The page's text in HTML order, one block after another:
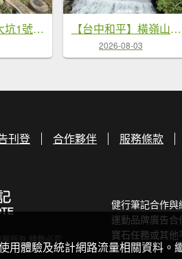
【台中北屯】大坑1號步道 【台中和平】橫嶺山自然步道_木馬古道
2026-08-03
刊登 合作夥伴 服務條款
所有 轉載必究
健行筆記合作與
運動品牌廣告合
寶石任務或其
用體驗及統計網路流量相關資料